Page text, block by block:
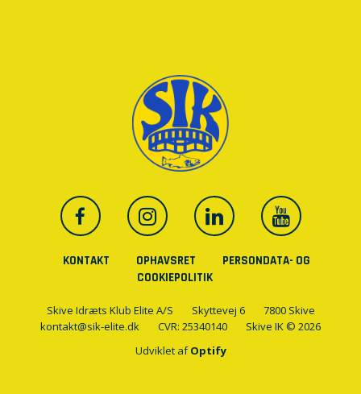
KONTAKT OPHAVSRET
PERSONDATA- OG
COOKIEPOLITIK
Skive Idræts Klub Elite A/S Skyttevej 6
7800 Skive
kontakt@sik-elite.dk
CVR: 25340140
Skive IK © 2026
Udviklet afOptify